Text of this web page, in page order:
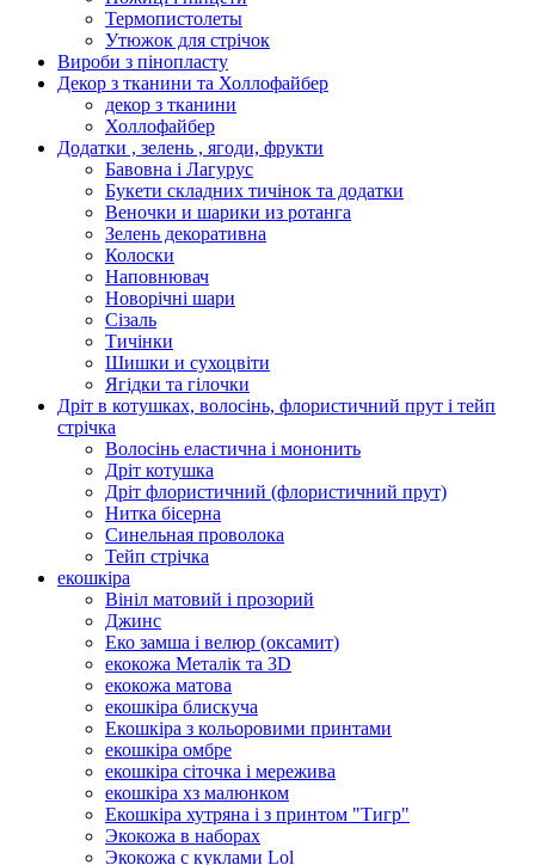
Термопистолеты
Утюжок для стрічок
Вироби з пінопласту
Декор з тканини та Холлофайбер
декор з тканини
Холлофайбер
Додатки , зелень , ягоди, фрукти
Бавовна і Лагурус
Букети складних тичінок та додатки
Веночки и шарики из ротанга
Зелень декоративна
Колоски
Наповнювач
Новорічні шари
Сізаль
Тичінки
Шишки и сухоцвіти
Ягідки та гілочки
Дріт в котушках, волосінь, флористичний прут і тейп
стрічка
Волосінь еластична і мононить
Дріт котушка
Дріт флористичний (флористичний прут)
Нитка бісерна
Синельная проволока
Тейп стрічка
екошкіра
Вініл матовий і прозорий
Джинс
Еко замша і велюр (оксамит)
екокожа Металік та 3D
екокожа матова
екошкіра блискуча
Екошкіра з кольоровими принтами
екошкіра омбре
екошкіра сіточка і мережива
екошкіра хз малюнком
Екошкіра хутряна і з принтом "Тигр"
Экокожа в наборах
Экокожа с куклами Lol